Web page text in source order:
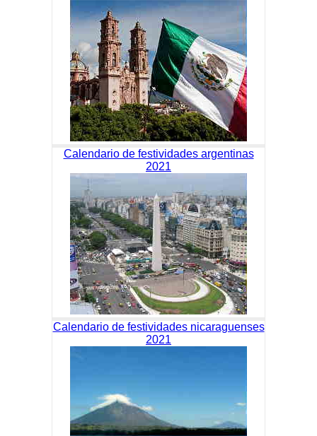
Calendario de festividades argentinas
2021
Calendario de festividades nicaraguenses
2021